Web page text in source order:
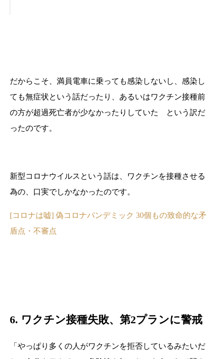
だからこそ、満員電車に乗っても感染しないし、感染し
ても無症状という話だったり、あるいはワクチン接種前
の方が超過死亡者が少なかったりしていた という訳だ
ったのです。
新型コロナウイルスという話は、ワクチンを接種させる
為の、口実でしかなかったのです。
[コロナは嘘] 偽コロナパンデミック 30個もの致命的な矛
盾点・不審点
6. ワクチン接種失敗、第2プランに警戒
「やっぱり多くの人がワクチンを拒否しているみたいだ